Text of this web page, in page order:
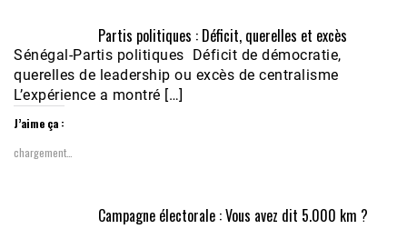
Partis politiques : Déficit, querelles et excès
Sénégal-Partis politiques Déficit de démocratie,
querelles de leadership ou excès de centralisme
L’expérience a montré […]
J’aime ça :
chargement…
Campagne électorale : Vous avez dit 5.000 km ?